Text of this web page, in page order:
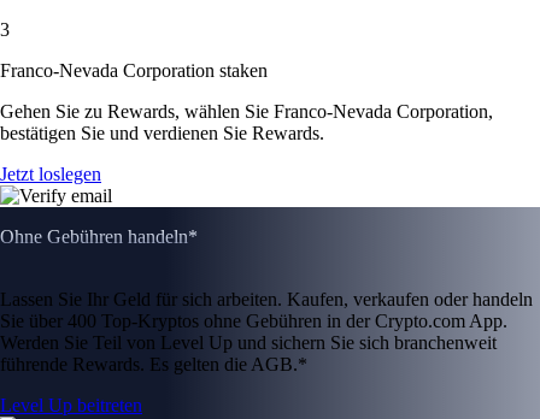
3
Franco-Nevada Corporation staken
Gehen Sie zu Rewards, wählen Sie Franco-Nevada Corporation,
bestätigen Sie und verdienen Sie Rewards.
Jetzt loslegen
Ohne Gebühren handeln*
Lassen Sie Ihr Geld für sich arbeiten. Kaufen, verkaufen oder handeln
Sie über 400 Top-Kryptos ohne Gebühren in der Crypto.com App.
Werden Sie Teil von Level Up und sichern Sie sich branchenweit
führende Rewards. Es gelten die AGB.*
Level Up beitreten